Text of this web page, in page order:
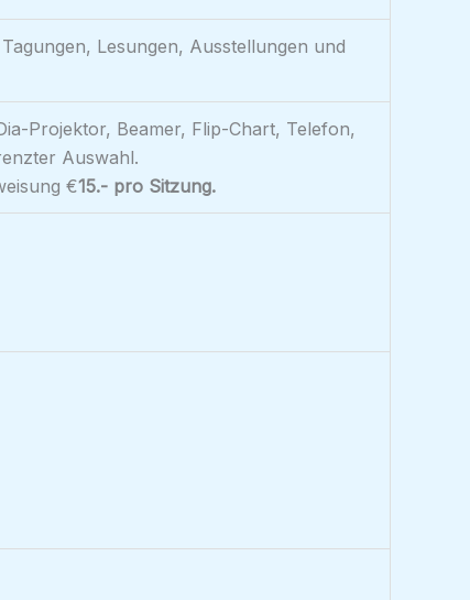
Lesungen, Ausstellungen und
Projektor, Beamer, Flip-Chart, Telefon,
Auswahl.
€15.- pro Sitzung.